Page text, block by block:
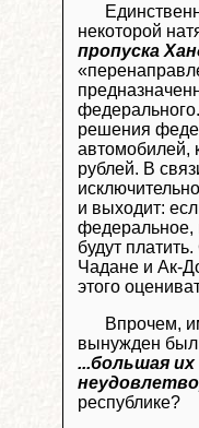
некоторой
пропуска
решения
автомобилей,
рублей. В
и выходит:
федеральное,
будут
Чадане и Ак-
этого
Впрочем,
вынужден был
...большая
республике?